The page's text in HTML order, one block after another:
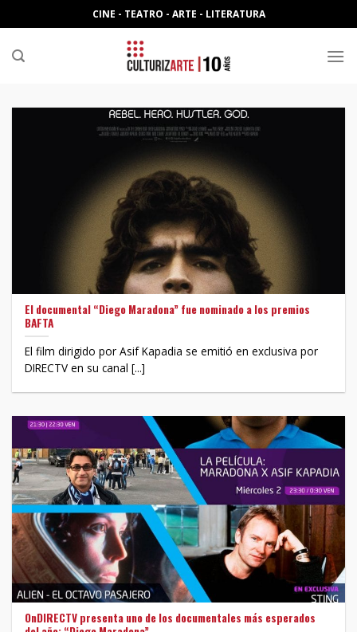
to
content
CINE - TEATRO - ARTE - LITERATURA
El documental “Diego Maradona” fue nominado a los premios
BAFTA
El film dirigido por Asif Kapadia se emitió en exclusiva por
DIRECTV en su canal [...]
OnDIRECTV presenta uno de los documentales más esperados